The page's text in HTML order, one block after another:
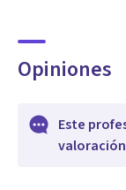
Opiniones
Este
valoración